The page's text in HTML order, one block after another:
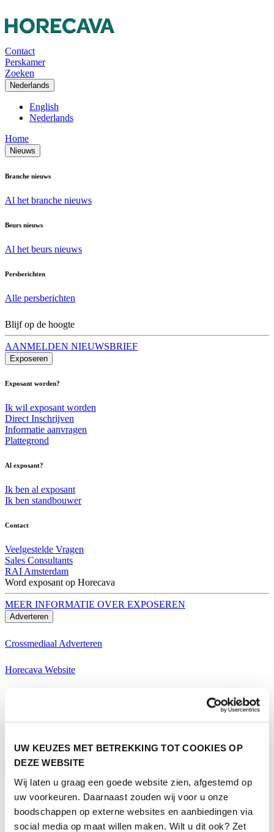
UW KEUZES MET BETREKKING TOT COOKIES OP
DEZE WEBSITE
Wij laten u graag een goede website zien, afgestemd op
uw voorkeuren. Daarnaast zouden wij voor u onze
boodschappen op externe websites en aanbiedingen via
social media op maat willen maken. Wilt u dit ook? Zet
Contact
Perskamer
Zoeken
Nederlands
English
Nederlands
Home
Nieuws
Branche nieuws
Al het branche nieuws
Beurs nieuws
Al het beurs nieuws
Persberichten
Alle persberichten
Blijf op de hoogte
AANMELDEN NIEUWSBRIEF
Exposeren
Exposant worden?
Ik wil exposant worden
Direct Inschrijven
Informatie aanvragen
Plattegrond
Al exposant?
Ik ben al exposant
Ik ben standbouwer
Contact
Veelgestelde Vragen
Sales Consultants
RAI Amsterdam
Word exposant op Horecava
MEER INFORMATIE OVER EXPOSEREN
Adverteren
Crossmediaal Adverteren
Horecava Website
Horecava Social Media
Bezoeken
Thema's Horecava
Alle Thema's